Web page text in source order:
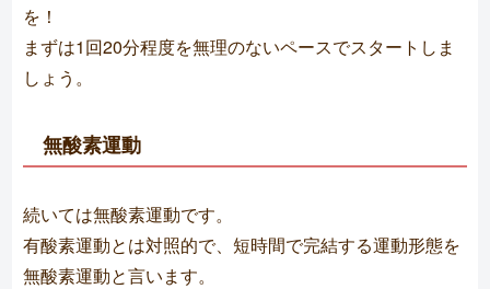
を！
まずは1回20分程度を無理のないペースでスタートしま
しょう。
無酸素運動
続いては無酸素運動です。
有酸素運動とは対照的で、短時間で完結する運動形態を
無酸素運動と言います。